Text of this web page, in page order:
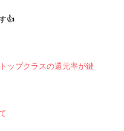
👍
ップクラスの還元率が鍵